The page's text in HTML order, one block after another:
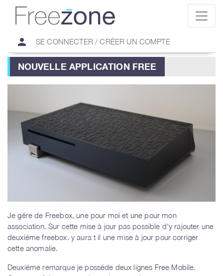
person SE CONNECTER / CRÉER UN COMPTE
NOUVELLE APPLICATION FREE
Je gére de Freebox, une pour moi et une pour mon
association. Sur cette mise à jour pas possible d'y rajouter une
deuxiéme freebox. y aura t il une mise à jour pour corriger
cette anomalie.
Deuxiéme remarque je posséde deux lignes Free Mobile.